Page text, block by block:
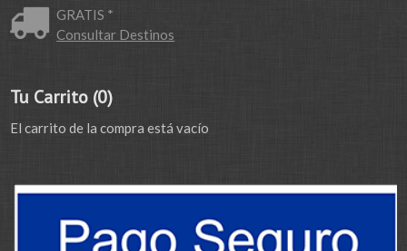
GRATIS *
Consultar Destinos
Tu Carrito (0)
El carrito de la compra está vacío